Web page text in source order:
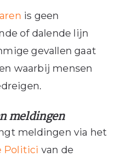
is geen
of dalende lijn
gevallen gaat
waarbij mensen
meldingen
meldingen via het
Politici van de